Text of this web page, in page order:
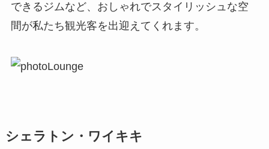
できるジムなど、おしゃれでスタイリッシュな空
間が私たち観光客を出迎えてくれます。
シェラトン・ワイキキ